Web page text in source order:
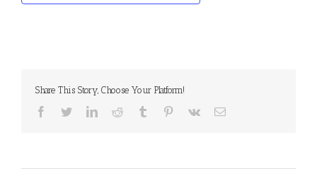
Share This Story, Choose Your Platform!
facebooktwitterlinkedinreddit tumblr pinterest
vk
E-